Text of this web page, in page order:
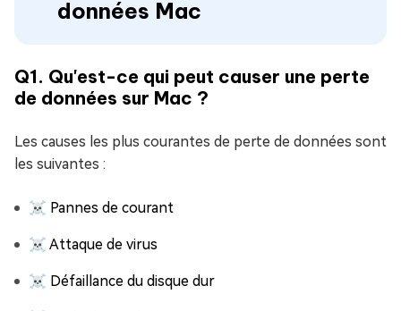
données Mac
Q1. Qu'est-ce qui peut causer une perte
de données sur Mac ?
Les causes les plus courantes de perte de données sont
les suivantes :
☠ Pannes de courant
☠ Attaque de virus
☠ Défaillance du disque dur